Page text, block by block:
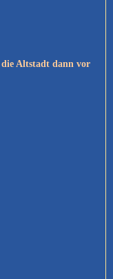
die Altstadt dann vor